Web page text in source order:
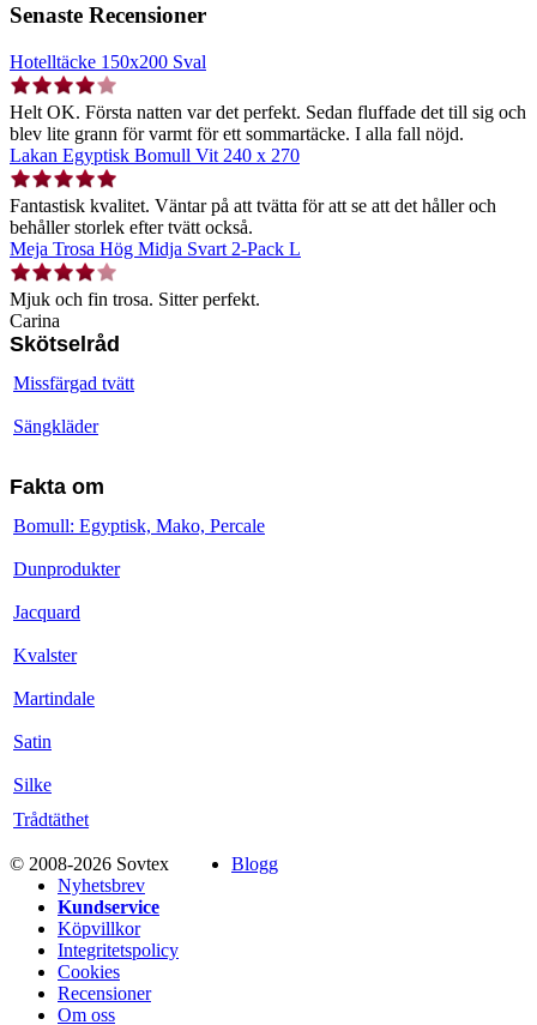
Senaste Recensioner
Hotelltäcke 150x200 Sval
Helt OK. Första natten var det perfekt. Sedan fluffade det till sig och
blev lite grann för varmt för ett sommartäcke. I alla fall nöjd.
Lakan Egyptisk Bomull Vit 240 x 270
Fantastisk kvalitet. Väntar på att tvätta för att se att det håller och
behåller storlek efter tvätt också.
Meja Trosa Hög Midja Svart 2-Pack L
Mjuk och fin trosa. Sitter perfekt.
Carina
Skötselråd
Missfärgad tvätt
Sängkläder
Fakta om
Bomull: Egyptisk, Mako, Percale
Dunprodukter
Jacquard
Kvalster
Martindale
Satin
Silke
Trådtäthet
© 2008-2026 Sovtex
Blogg
Nyhetsbrev
Kundservice
Köpvillkor
Integritetspolicy
Cookies
Recensioner
Om oss